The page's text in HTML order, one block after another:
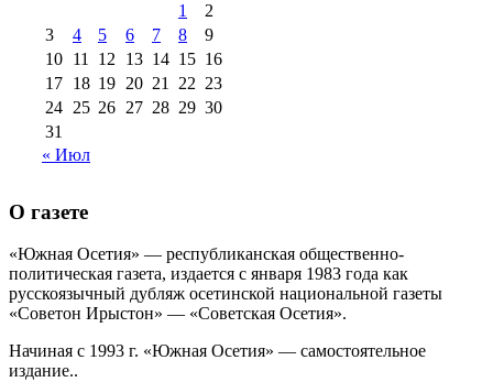
1
2
3
4 5 6 7 8
9
10 11 12 13 14 15 16
17 18 19 20 21 22 23
24 25 26 27 28 29 30
31
« Июл
О газете
«Южная Осетия» — республиканская общественно-
политическая газета, издается с января 1983 года как
русскоязычный дубляж осетинской национальной газеты
«Советон Ирыстон» — «Советская Осетия».
Начиная с 1993 г. «Южная Осетия» — самостоятельное
издание..